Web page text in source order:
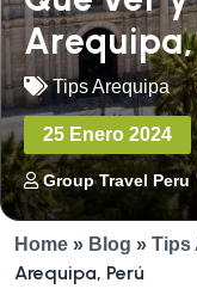
Tips Arequipa
25 Enero 2024
Group Travel Peru
Home » Blog » Tips
Arequipa, Perú